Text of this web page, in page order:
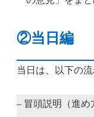
②当日編
当日は、以下の
– 冒頭説明（進め